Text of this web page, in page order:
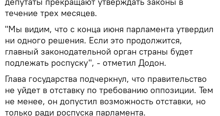
течение трех месяцев.
"Мы видим, что с конца июня парламента утвердил
ни одного решения. Если это продолжится,
главный законодательной орган страны будет
подлежать роспуску", - отметил Додон.
Глава государства подчеркнул, что правительство
не уйдет в отставку по требованию оппозиции. Тем
не менее, он допустил возможность отставки, но
только ради роспуска парламента.